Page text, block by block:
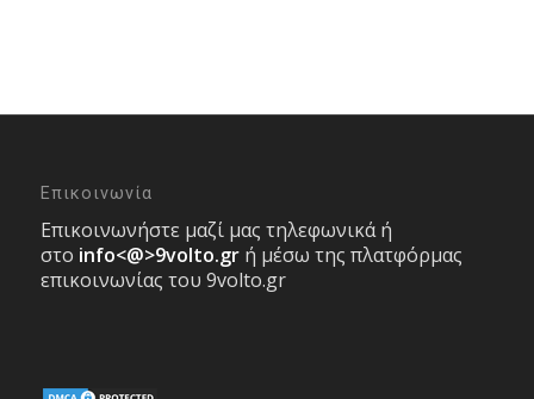
Επικοινωνία
Επικοινωνήστε μαζί μας τηλεφωνικά ή
στο info<@>9volto.gr ή μέσω της πλατφόρμας
επικοινωνίας του 9volto.gr